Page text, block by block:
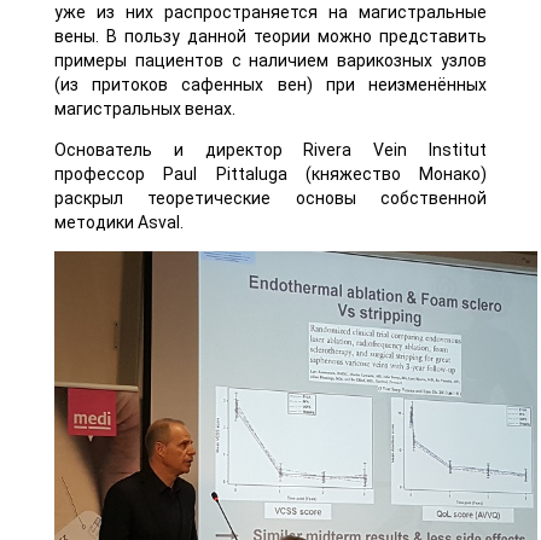
уже из них распространяется на магистральные
вены. В пользу данной теории можно представить
примеры пациентов с наличием варикозных узлов
(из притоков сафенных вен) при неизменённых
магистральных венах.
Основатель и директор Rivera Vein Institut
профессор Paul Pittaluga (княжество Монако)
раскрыл теоретические основы собственной
методики Asval.